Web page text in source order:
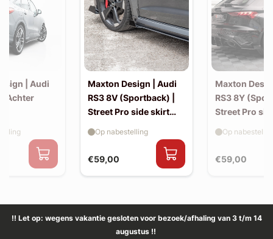
| Audi
| Achter
Maxton Design | Audi
RS3 8V (Sportback) |
Street Pro side skirt
€59,00
Op nabestelling
Maxton
RS3 8Y
Street Pro
€59,00
Op
!! Let op: wegens vakantie gesloten voor bezoek/afhaling van 3 t/m 14
augustus !!